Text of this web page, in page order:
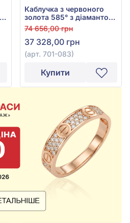
Каблучка з червоного
золота 585° з діамантом
0,085ct, арт. 701-083
74 656,00 грн
37 328,00 грн
(арт. 701-083)
Купити